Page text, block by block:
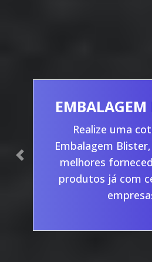
EMBALAGEM
Realize uma
Embalagem
melhores
produtos já com
Previous